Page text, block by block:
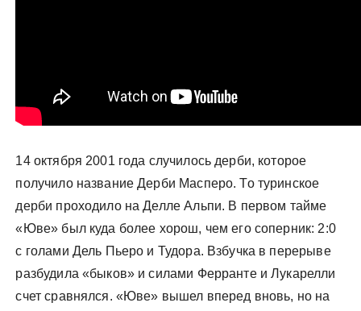
14 октября 2001 года случилось дерби, которое
получило название Дерби Масперо. То туринское
дерби проходило на Делле Альпи. В первом тайме
«Юве» был куда более хорош, чем его соперник: 2:0
с голами Дель Пьеро и Тудора. Взбучка в перерыве
разбудила «быков» и силами Ферранте и Лукарелли
счет сравнялся. «Юве» вышел вперед вновь, но на